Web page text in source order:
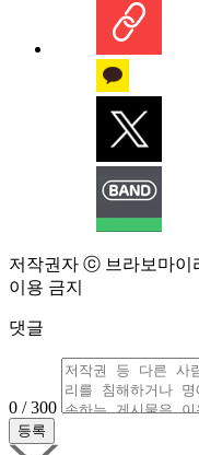
저작권자 ⓒ 브라보마이
이용 금지
댓글
0 / 300